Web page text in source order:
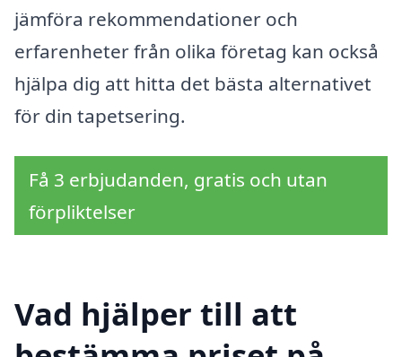
jämföra rekommendationer och
erfarenheter från olika företag kan också
hjälpa dig att hitta det bästa alternativet
för din tapetsering.
Få 3 erbjudanden, gratis och utan
förpliktelser
Vad hjälper till att